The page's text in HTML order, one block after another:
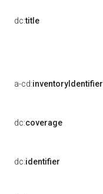
dc:title
a-cd:inventoryIdentifier
dc:coverage
dc:identifier